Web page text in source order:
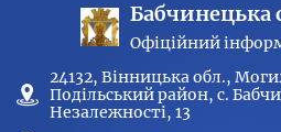
Бабчинецька
Офіційний
24132, Вінницька обл.,
Подільський район, с.
Незалежності, 13